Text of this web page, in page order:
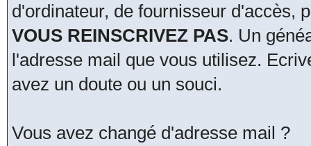
d'ordinateur, de fournisseur d'accès,
VOUS REINSCRIVEZ PAS. Un
l'adresse mail que vous utilisez.
avez un doute ou un souci.
Vous avez changé d'adresse mail ?